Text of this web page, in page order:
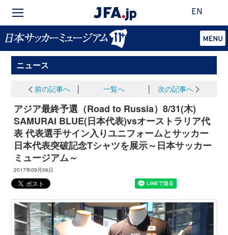
EN
ニュース
前の記事へ 一覧へ 次の記事へ
アジア最終予選（Road to Russia）8/31(木)
SAMURAI BLUE(日本代表)vsオーストラリア代
表 代表選手サイン入りユニフォームとサッカー
日本代表突破記念Tシャツを展示～日本サッカー
ミュージアム～
2017年09月06日